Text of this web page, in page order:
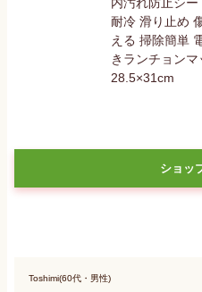
ショッ
Toshimi(60代・男性)